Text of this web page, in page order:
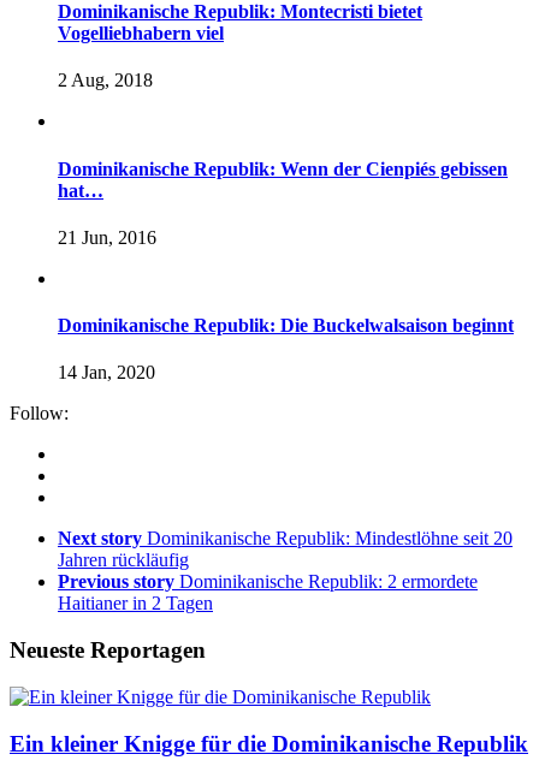
Dominikanische Republik: Montecristi bietet
Vogelliebhabern viel
2 Aug, 2018
Dominikanische Republik: Wenn der Cienpiés gebissen
hat…
21 Jun, 2016
Dominikanische Republik: Die Buckelwalsaison beginnt
14 Jan, 2020
Follow:
Next story Dominikanische Republik: Mindestlöhne seit 20
Jahren rückläufig
Previous story Dominikanische Republik: 2 ermordete
Haitianer in 2 Tagen
Neueste Reportagen
Ein kleiner Knigge für die Dominikanische Republik